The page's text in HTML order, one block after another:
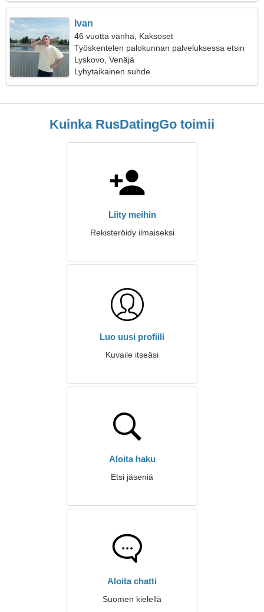
Ivan
46 vuotta vanha, Kaksoset
Työskentelen palokunnan palveluksessa etsin
rakastavaa naista
Lyskovo, Venäjä
Lyhytaikainen suhde
Kuinka RusDatingGo toimii
Liity meihin
Rekisteröidy ilmaiseksi
Luo uusi profiili
Kuvaile itseäsi
Aloita haku
Etsi jäseniä
Aloita chatti
Suomen kielellä